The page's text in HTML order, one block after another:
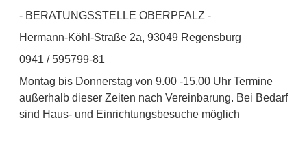
- BERATUNGSSTELLE OBERPFALZ -
Hermann-Köhl-Straße 2a, 93049 Regensburg
0941 / 595799-81
Montag bis Donnerstag von 9.00 -15.00 Uhr Termine
außerhalb dieser Zeiten nach Vereinbarung. Bei Bedarf
sind Haus- und Einrichtungsbesuche möglich